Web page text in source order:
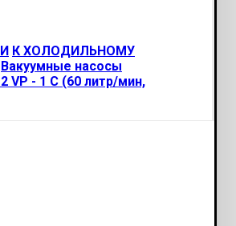
К ХОЛОДИЛЬНОМУ
Вакуумные насосы
VP - 1 C (60 литр/мин,